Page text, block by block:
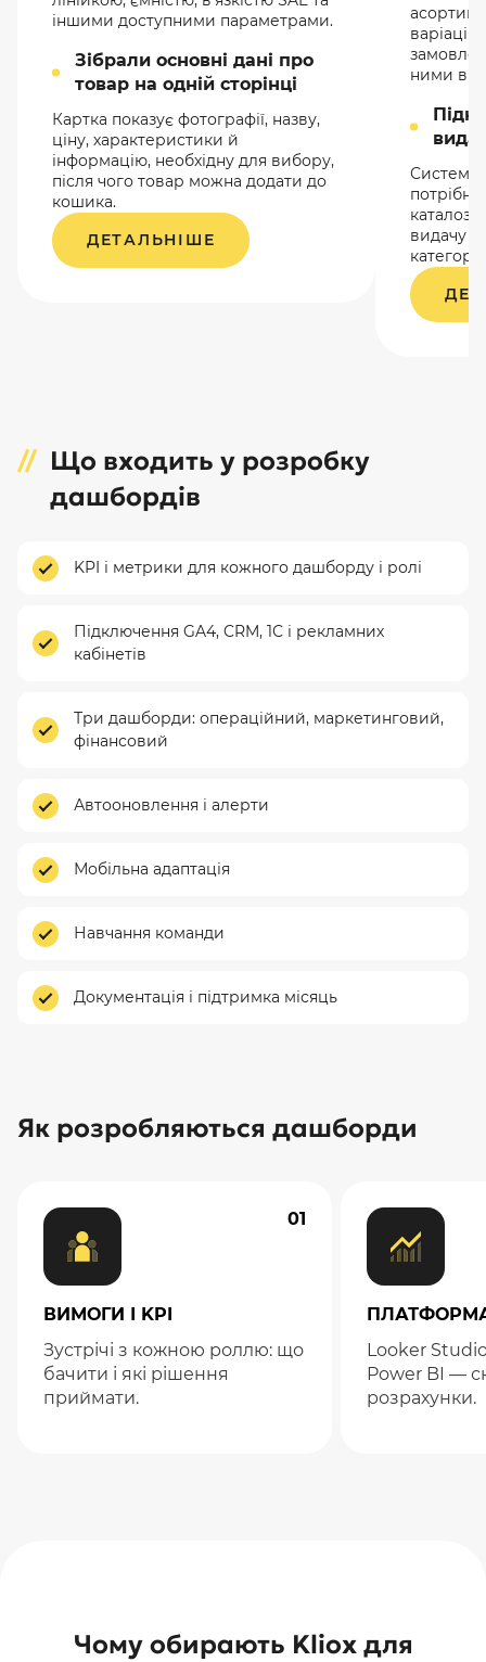
іншими доступними параметрами.
Зібрали основні дані про
товар на одній сторінці
Картка показує фотографії, назву,
ціну, характеристики й
інформацію, необхідну для вибору,
після чого товар можна додати до
кошика.
ДЕТАЛЬНІШЕ
ними в
Система
потрібні
видачу
Що входить у розробку
дашбордів
KPI і метрики для кожного дашборду і ролі
Підключення GA4, CRM, 1С і рекламних
кабінетів
Три дашборди: операційний, маркетинговий,
фінансовий
Автооновлення і алерти
Мобільна адаптація
Навчання команди
Документація і підтримка місяць
Як розробляються дашборди
01
ВИМОГИ І KPI
Зустрічі з кожною роллю: що
бачити і які рішення
приймати.
Looker
Power BI —
розрахунки.
Чому обирають Kliox для